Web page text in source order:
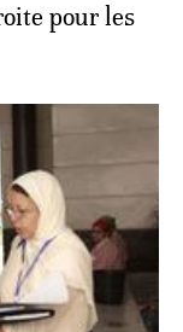
pour les